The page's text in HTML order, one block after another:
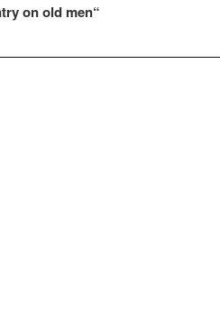
on old men“